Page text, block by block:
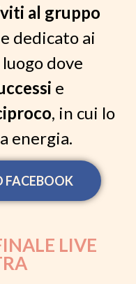
al gruppo
e dedicato ai
dove
e
, in cui lo
energia.
FACEBOOK
LIVE